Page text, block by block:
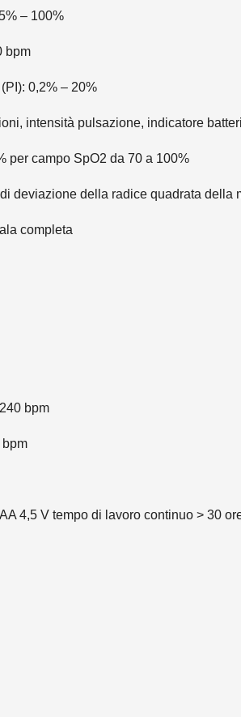
– 100%
bpm
0,2% – 20%
intensità pulsazione, indicatore
per campo SpO2 da 70 a 100%
deviazione della radice quadrata della
completa
bpm
4,5 V tempo di lavoro continuo > 30